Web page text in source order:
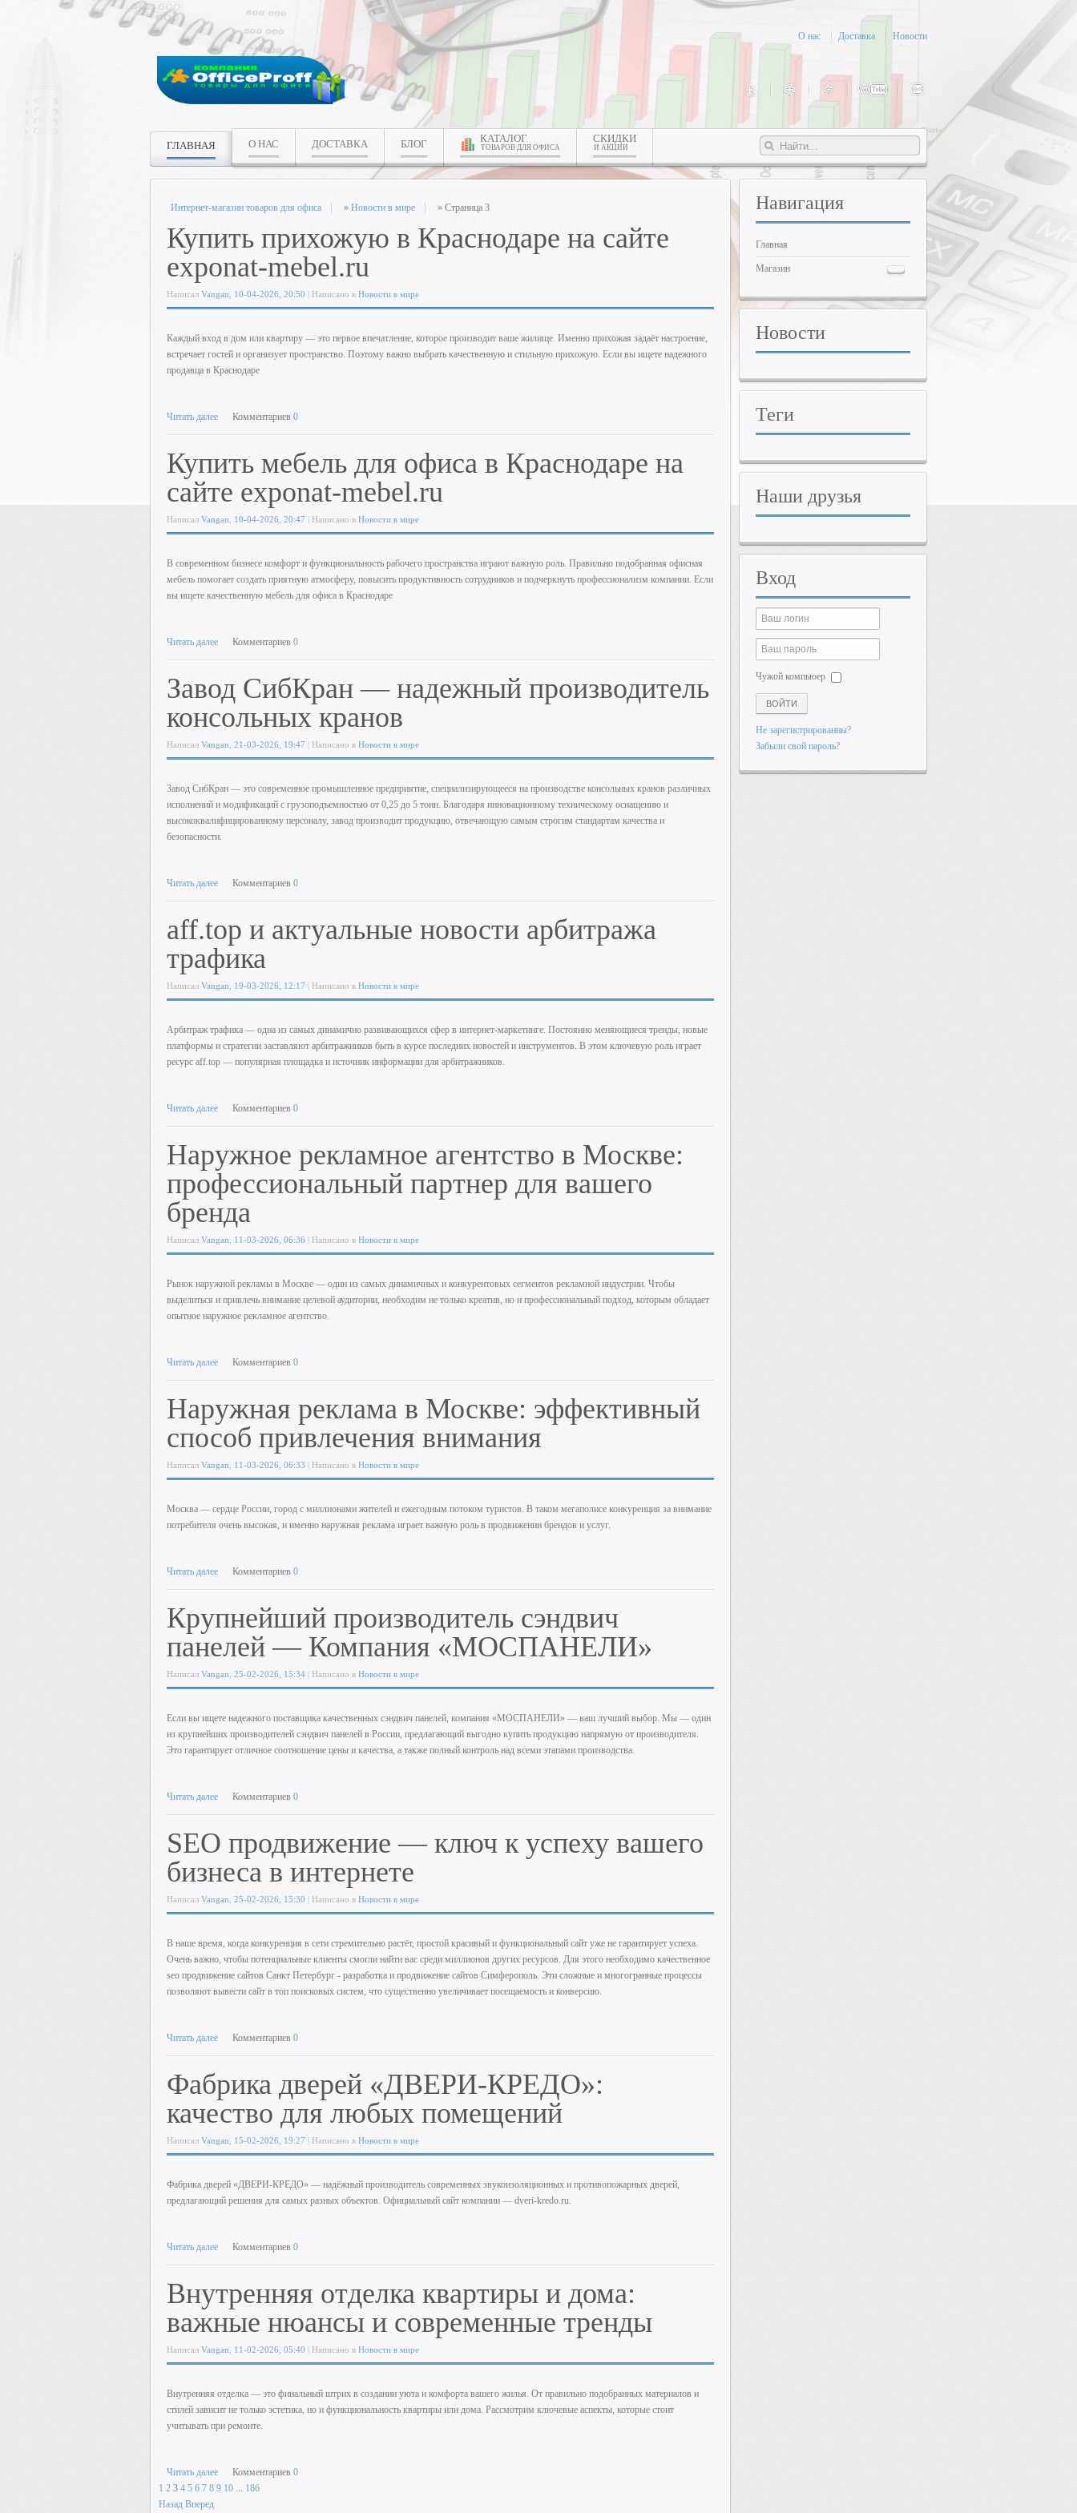
О нас Доставка Новости
ГЛАВНАЯ О НАС ДОСТАВКА БЛОГ КАТАЛОГ
ТОВАРОВ ДЛЯ ОФИСА
СКИДКИ
И АКЦИИ
Интернет-магазин товаров для офиса » Новости в мире » Страница 3
Купить прихожую в Краснодаре на сайте
exponat-mebel.ru
Написал Vangan 10-04-2026, 20:50 | Написано в Новости в мире
Каждый вход в дом или квартиру — это первое впечатление, которое производит ваше жилище. Именно прихожая задаёт настроение,
встречает гостей и организует пространство. Поэтому важно выбрать качественную и стильную прихожую. Если вы ищете надежного
продавца в Краснодаре
Читать далее Комментариев 0
Купить мебель для офиса в Краснодаре на
сайте exponat-mebel.ru
Написал Vangan 10-04-2026, 20:47 | Написано в Новости в мире
В современном бизнесе комфорт и функциональность рабочего пространства играют важную роль. Правильно подобранная офисная
мебель помогает создать приятную атмосферу, повысить продуктивность сотрудников и подчеркнуть профессионализм компании. Если
вы ищете качественную мебель для офиса в Краснодаре
Читать далее Комментариев 0
Завод СибКран — надежный производитель
консольных кранов
Написал Vangan 21-03-2026, 19:47 | Написано в Новости в мире
Завод СибКран — это современное промышленное предприятие, специализирующееся на производстве консольных кранов различных
исполнений и модификаций с грузоподъемностью от 0,25 до 5 тонн. Благодаря инновационному техническому оснащению и
высококвалифицированному персоналу, завод производит продукцию, отвечающую самым строгим стандартам качества и
безопасности.
Читать далее Комментариев 0
aff.top и актуальные новости арбитража
трафика
Написал Vangan 19-03-2026, 12:17 | Написано в Новости в мире
Арбитраж трафика — одна из самых динамично развивающихся сфер в интернет-маркетинге. Постоянно меняющиеся тренды, новые
платформы и стратегии заставляют арбитражников быть в курсе последних новостей и инструментов. В этом ключевую роль играет
ресурс aff.top — популярная площадка и источник информации для арбитражников.
Читать далее Комментариев 0
Наружное рекламное агентство в Москве:
профессиональный партнер для вашего
бренда
Написал Vangan 11-03-2026, 06:36 | Написано в Новости в мире
Рынок наружной рекламы в Москве — один из самых динамичных и конкурентовых сегментов рекламной индустрии. Чтобы
выделиться и привлечь внимание целевой аудитории, необходим не только креатив, но и профессиональный подход, которым обладает
опытное наружное рекламное агентство.
Читать далее Комментариев 0
Наружная реклама в Москве: эффективный
способ привлечения внимания
Написал Vangan 11-03-2026, 06:33 | Написано в Новости в мире
Москва — сердце России, город с миллионами жителей и ежегодным потоком туристов. В таком мегаполисе конкуренция за внимание
потребителя очень высокая, и именно наружная реклама играет важную роль в продвижении брендов и услуг.
Читать далее Комментариев 0
Крупнейший производитель сэндвич
панелей — Компания «МОСПАНЕЛИ»
Написал Vangan 25-02-2026, 15:34 | Написано в Новости в мире
Если вы ищете надежного поставщика качественных сэндвич панелей, компания «МОСПАНЕЛИ» — ваш лучший выбор. Мы — один
из крупнейших производителей сэндвич панелей в России, предлагающий выгодно купить продукцию напрямую от производителя.
Это гарантирует отличное соотношение цены и качества, а также полный контроль над всеми этапами производства.
Читать далее Комментариев 0
SEO продвижение — ключ к успеху вашего
бизнеса в интернете
Написал Vangan 25-02-2026, 15:30 | Написано в Новости в мире
В наше время, когда конкуренция в сети стремительно растёт, простой красивый и функциональный сайт уже не гарантирует успеха.
Очень важно, чтобы потенциальные клиенты смогли найти вас среди миллионов других ресурсов. Для этого необходимо качественное
seo продвижение сайтов Санкт Петербург - разработка и продвижение сайтов Симферополь. Эти сложные и многогранные процессы
позволяют вывести сайт в топ поисковых систем, что существенно увеличивает посещаемость и конверсию.
Читать далее Комментариев 0
Фабрика дверей «ДВЕРИ-КРЕДО»:
качество для любых помещений
Написал Vangan 15-02-2026, 19:27 | Написано в Новости в мире
Фабрика дверей «ДВЕРИ-КРЕДО» — надёжный производитель современных звукоизоляционных и противопожарных дверей,
предлагающий решения для самых разных объектов. Официальный сайт компании — dveri-kredo.ru.
Читать далее Комментариев 0
Внутренняя отделка квартиры и дома:
важные нюансы и современные тренды
Написал Vangan 11-02-2026, 05:40 | Написано в Новости в мире
Внутренняя отделка — это финальный штрих в создании уюта и комфорта вашего жилья. От правильно подобранных материалов и
стилей зависит не только эстетика, но и функциональность квартиры или дома. Рассмотрим ключевые аспекты, которые стоит
учитывать при ремонте.
Читать далее Комментариев 0
1 2 3 4 5 6 7 8 9 10 ... 186
Назад Вперед
Навигация
Главная
Магазин
Новости
Теги
Наши друзья
Вход
Чужой компьюер
ВОЙТИ
Не зарегистрированны?
Забыли свой пароль?